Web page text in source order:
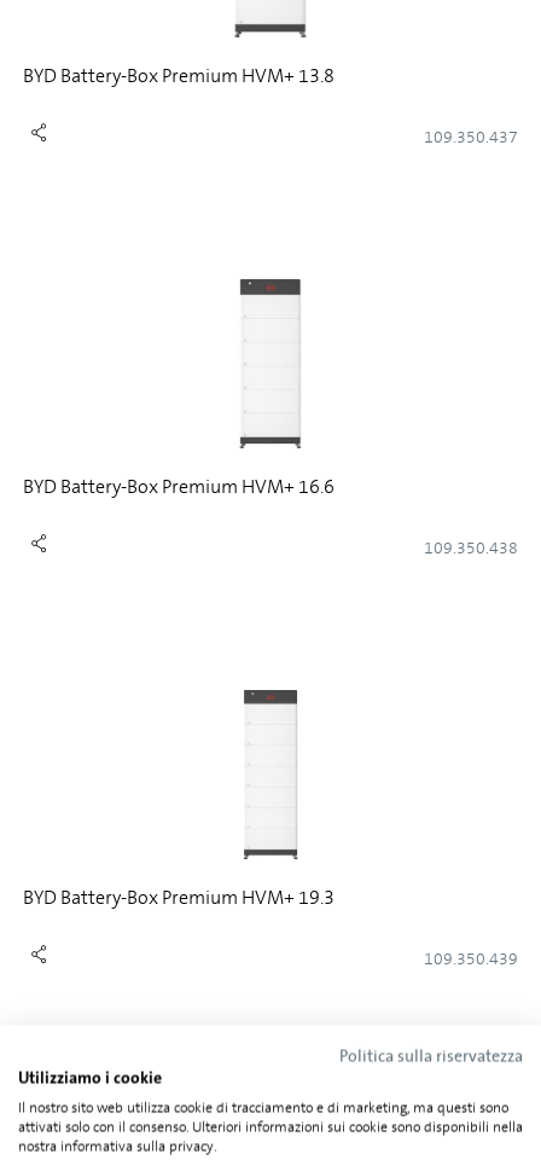
BYD Battery-Box Premium HVM+ 13.8
109.350.437
BYD Battery-Box Premium HVM+ 16.6
109.350.438
BYD Battery-Box Premium HVM+ 19.3
109.350.439
Politica sulla riservatezza
Utilizziamo i cookie
Il nostro sito web utilizza cookie di tracciamento e di marketing, ma questi sono
attivati solo con il consenso. Ulteriori informazioni sui cookie sono disponibili nella
nostra informativa sulla privacy.